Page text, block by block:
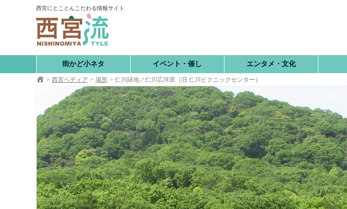
西宮にとことんこだわる情報サイト
街かど小ネタ イベント・催し エンタメ・文化
西宮ペディア 場所 仁川緑地／仁川広河原（旧 仁川ピクニックセンター）